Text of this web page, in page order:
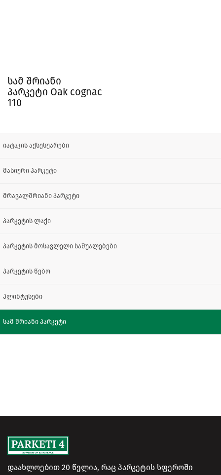
სამ შრიანი
პარკეტი Oak cognac
110
იატაკის აქსესუარები
მასიური პარკეტი
მრავალშრიანი პარკეტი
პარკეტის ლაქი
პარკეტის მოსავლელი საშუალებები
პარკეტის წებო
პლინტუსები
სამ შრიანი პარკეტი
დაახლოებით 20 წელია, რაც პარკეტის სფეროში